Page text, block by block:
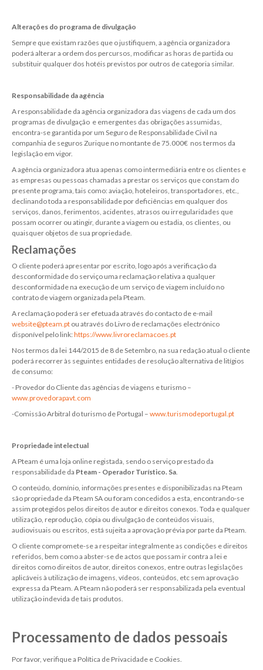
Alterações do programa de divulgação
Sempre que existam razões que o justifiquem, a agência organizadora
poderá alterar a ordem dos percursos, modificar as horas de partida ou
substituir qualquer dos hotéis previstos por outros de categoria similar.
Responsabilidade da agência
A responsabilidade da agência organizadora das viagens de cada um dos
programas de divulgação e emergentes das obrigações assumidas,
encontra-se garantida por um Seguro de Responsabilidade Civil na
companhia de seguros Zurique no montante de 75.000€ nos termos da
legislação em vigor.
A agência organizadora atua apenas como intermediária entre os clientes e
as empresas ou pessoas chamadas a prestar os serviços que constam do
presente programa, tais como: aviação, hoteleiros, transportadores, etc.,
declinando toda a responsabilidade por deficiências em qualquer dos
serviços, danos, ferimentos, acidentes, atrasos ou irregularidades que
possam ocorrer ou atingir, durante a viagem ou estadia, os clientes, ou
quaisquer objetos de sua propriedade.
Reclamações
O cliente poderá apresentar por escrito, logo após a verificação da
desconformidade do serviço uma reclamação relativa a qualquer
desconformidade na execução de um serviço de viagem incluído no
contrato de viagem organizada pela Pteam.
A reclamação poderá ser efetuada através do contacto de e-mail
website@pteam.pt ou através do Livro de reclamações electrónico
disponível pelo link: https://www.livroreclamacoes.pt
Nos termos da lei 144/2015 de 8 de Setembro, na sua redação atual o cliente
poderá recorrer às seguintes entidades de resolução alternativa de litígios
de consumo:
- Provedor do Cliente das agências de viagens e turismo –
www.provedorapavt.com
-Comissão Arbitral do turismo de Portugal – www.turismodeportugal.pt
Propriedade intelectual
A Pteam é uma loja online registada, sendo o serviço prestado da
responsabilidade da Pteam - Operador Turístico. Sa.
O conteúdo, domínio, informações presentes e disponibilizadas na Pteam
são propriedade da Pteam SA ou foram concedidos a esta, encontrando-se
assim protegidos pelos direitos de autor e direitos conexos. Toda e qualquer
utilização, reprodução, cópia ou divulgação de conteúdos visuais,
audiovisuais ou escritos, está sujeita a aprovação prévia por parte da Pteam.
O cliente compromete-se a respeitar integralmente as condições e direitos
referidos, bem como a abster-se de actos que possam ir contra a lei e
direitos como direitos de autor, direitos conexos, entre outras legislações
aplicáveis à utilização de imagens, vídeos, conteúdos, etc sem aprovação
expressa da Pteam. A Pteam não poderá ser responsabilizada pela eventual
utilização indevida de tais produtos.
Processamento de dados pessoais
Por favor, verifique a Política de Privacidade e Cookies.